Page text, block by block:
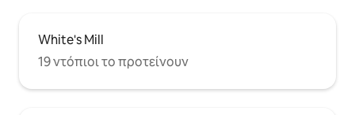
White's Mill
19 ντόπιοι το προτείνουν